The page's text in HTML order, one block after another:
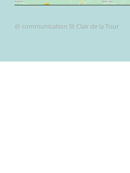
@ communication St Clair de la Tour